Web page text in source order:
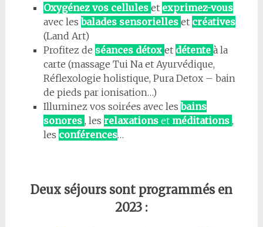
Oxygénez vos cellules et exprimez-vous
avec les balades sensorielles et créatives
(Land Art)
Profitez de séances détox et détente à la
carte (massage Tui Na et Ayurvédique,
Réflexologie holistique, Pura Detox – bain
de pieds par ionisation…)
Illuminez vos soirées avec les bains
sonores , les relaxationset méditations ,
les conférences…
Deux séjours sont programmés en
2023 :